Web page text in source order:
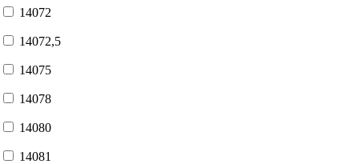
14072
14072,5
14075
14078
14080
14081